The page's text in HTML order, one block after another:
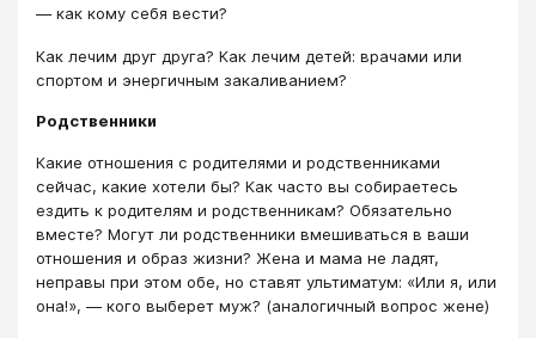
— как кому себя вести?
Как лечим друг друга? Как лечим детей: врачами или
спортом и энергичным закаливанием?
Родственники
Какие отношения с родителями и родственниками
сейчас, какие хотели бы? Как часто вы собираетесь
ездить к родителям и родственникам? Обязательно
вместе? Могут ли родственники вмешиваться в ваши
отношения и образ жизни? Жена и мама не ладят,
неправы при этом обе, но ставят ультиматум: «Или я, или
она!», — кого выберет муж? (аналогичный вопрос жене)